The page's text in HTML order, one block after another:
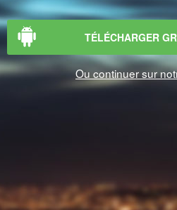
TÉLÉCHARGER
Ou continuer sur